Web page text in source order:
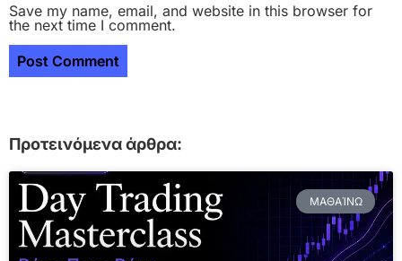
Save my name, email, and website in this browser for
the next time I comment.
Προτεινόμενα άρθρα:
ΜΑΘΑΊΝΩ